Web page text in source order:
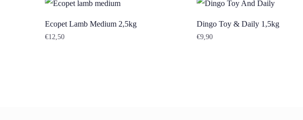
Ecopet Lamb Medium 2,5kg
€12,50
Dingo Toy & Daily 1,5kg
€9,90